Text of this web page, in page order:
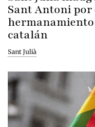
Sant Antoni por
catalán
Sant Julià